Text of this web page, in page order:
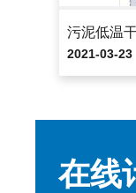
污泥低温
2021-03-23
在线